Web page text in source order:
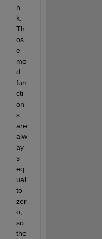
h
k.
Th
os
e
mo
d
fun
cti
on
s
are
alw
ay
s
eq
ual
to
zer
o,
so
the